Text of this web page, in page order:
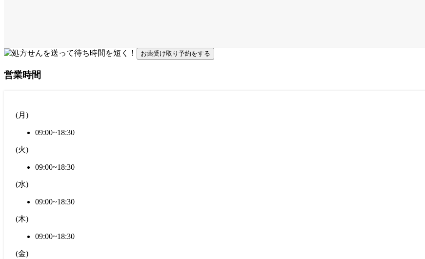
お薬受け取り予約をする
営業時間
(月 )
09:00~18:30
(火)
09:00~18:30
(水)
09:00~18:30
(木)
09:00~18:30
(金)